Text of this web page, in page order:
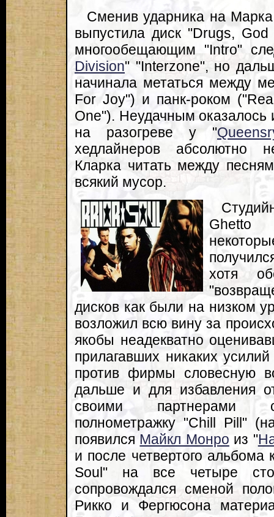
Сменив ударника на
выпустила диск "Drugs,
многообещающим "Intro"
Division" "Interzone", но
начинала метаться между
For Joy") и панк-роком
One"). Неудачным оказалось
на разогреве у "
хедлайнеров абсолютно
Кларка читать между
всякий мусор.
Ghetto
хотя
дисков как были на низком
возложил всю вину за
якобы неадекватно
прилагавших никаких
против фирмы словесную
дальше и для избавления
своими партнерами
полнометражку "Chill Pill"
появился Майкл Монро из "
и после четвертого альбома
Soul" на все четыре
сопровождался сменой
Рикко и Фергюсона